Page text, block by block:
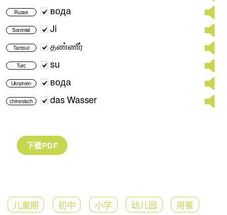
Russe вода
Soninké Ji
Tamoul தண்ணீர்
Turc su
Ukrainien вода
chinesisch das Wasser
儿童期 初中 小学 幼儿园 用餐